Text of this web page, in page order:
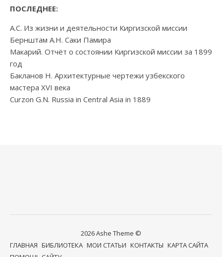
ПОСЛЕДНЕЕ:
А.С. Из жизни и деятельности Киргизской миссии
Бернштам А.Н. Саки Памира
Макарий. Отчёт о состоянии Киргизской миссии за 1899
год
Бакланов Н. Архитектурные чертежи узбекского
мастера XVI века
Curzon G.N. Russia in Central Asia in 1889
2026 Ashe Theme ©
ГЛАВНАЯ БИБЛИОТЕКА МОИ СТАТЬИ КОНТАКТЫ КАРТА САЙТА